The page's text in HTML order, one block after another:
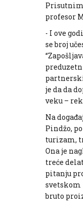
profesor
- I ove
se broj
je da da
veku –
Na
Pindžo,
turizam,
Ona je
treće
pitanju
svetskom
bruto